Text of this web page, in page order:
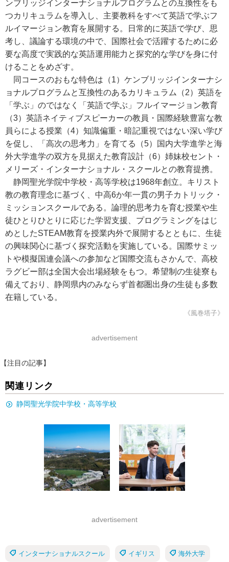
ンブリッジインターナショナルプログラムとの互換性をも
つカリキュラムを導入し、主要教科をすべて英語で学ぶフ
ルイマージョン教育を展開する。日常的に英語で学び、思
考し、議論する環境の中で、国際社会で活躍するために必
要な高度で実践的な英語運用能力と探究的な学びを身に付
けることをめざす。
同コースのおもな特色は（1）ケンブリッジインターナシ
ョナルプログラムと互換性のあるカリキュラム（2）英語を
「学ぶ」のではなく「英語で学ぶ」フルイマージョン教育
（3）英語ネイティブスピーカーの教員・国際経験豊富な教
員らによる授業（4）知識偏重・暗記重視ではない深い学び
を促し、「高次の思考力」を育てる（5）国内大学進学と海
外大学進学の双方を見据えた教育設計（6）姉妹校セント・
メリーズ・インターナショナル・スクールとの教育提携。
静岡聖光学院中学校・高等学校は1968年創立。キリスト
教の教育理念に基づく、中高6か年一貫の男子カトリック・
ミッションスクールである。論理的思考力を育む授業や生
徒ひとりひとりに応じた学習支援、プログラミングをはじ
めとしたSTEAM教育を授業内外で展開するとともに、生徒
の興味関心に基づく探究活動を実施している。国際サミッ
トや模擬国連会議への参加など国際交流もさかんで、高校
ラグビー部は全国大会出場経験をもつ。希望制の生徒寮も
備えており、静岡県内のみならず首都圏出身の生徒も多数
在籍している。
《風巻塔子》
advertisement
【注目の記事】
関連リンク
静岡聖光学院中学校・高等学校
advertisement
インターナショナルスクール イギリス 海外大学